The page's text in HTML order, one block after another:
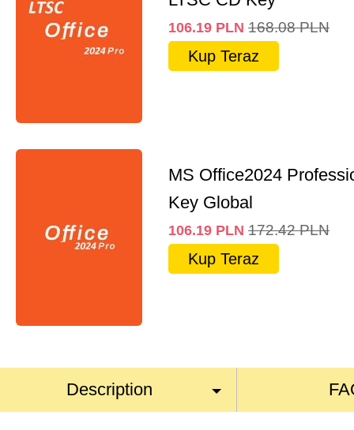
106.19 PLN 168.08 PLN
Kup Teraz
MS Office2024
Key Global
106.19 PLN 172.42 PLN
Kup Teraz
Description